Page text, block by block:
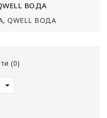
ВОДА
QWELL ВОДА
(0)